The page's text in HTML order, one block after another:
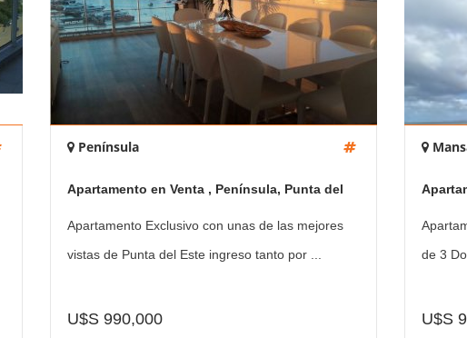
Península
Apartamento en Venta , Península, Punta del
Este
Apartamento Exclusivo con unas de las mejores
vistas de Punta del Este ingreso tanto por ...
U$S 990,000
de 3
U$S